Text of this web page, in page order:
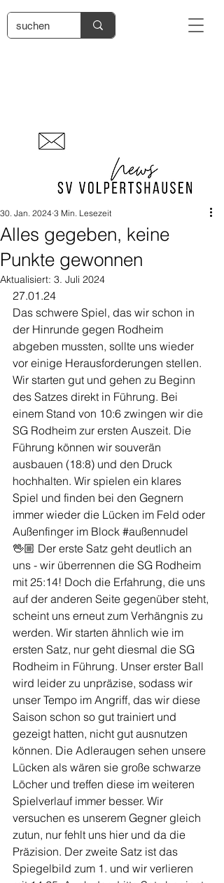
Alles gegeben, keine
Punkte gewonnen
30. Jan. 2024 3 Min. Lesezeit
Aktualisiert: 3. Juli 2024
27.01.24
Das schwere Spiel, das wir schon in
der Hinrunde gegen Rodheim
abgeben mussten, sollte uns wieder
vor einige Herausforderungen stellen.
Wir starten gut und gehen zu Beginn
des Satzes direkt in Führung. Bei
einem Stand von 10:6 zwingen wir die
SG Rodheim zur ersten Auszeit. Die
Führung können wir souverän
ausbauen (18:8) und den Druck
hochhalten. Wir spielen ein klares
Spiel und finden bei den Gegnern
immer wieder die Lücken im Feld oder
Außenfinger im Block #außennudel
🖖🏼 Der erste Satz geht deutlich an
uns - wir überrennen die SG Rodheim
mit 25:14! Doch die Erfahrung, die uns
auf der anderen Seite gegenüber steht,
scheint uns erneut zum Verhängnis zu
werden. Wir starten ähnlich wie im
ersten Satz, nur geht diesmal die SG
Rodheim in Führung. Unser erster Ball
wird leider zu unpräzise, sodass wir
unser Tempo im Angriff, das wir diese
Saison schon so gut trainiert und
gezeigt hatten, nicht gut ausnutzen
können. Die Adleraugen sehen unsere
Lücken als wären sie große schwarze
Löcher und treffen diese im weiteren
Spielverlauf immer besser. Wir
versuchen es unserem Gegner gleich
zutun, nur fehlt uns hier und da die
Präzision. Der zweite Satz ist das
Spiegelbild zum 1. und wir verlieren